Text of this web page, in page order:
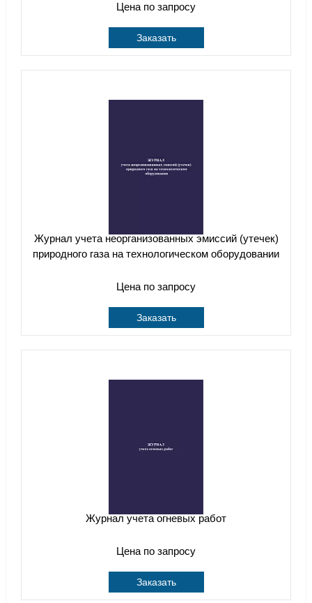
Цена по запросу
Заказать
Журнал учета неорганизованных эмиссий (утечек)
природного газа на технологическом оборудовании
Цена по запросу
Заказать
Журнал учета огневых работ
Цена по запросу
Заказать